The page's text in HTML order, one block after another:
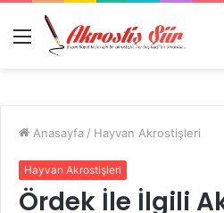
Menü
Anasayfa / Hayvan Akrostişleri
Hayvan Akrostişleri
Ördek İle İlgili